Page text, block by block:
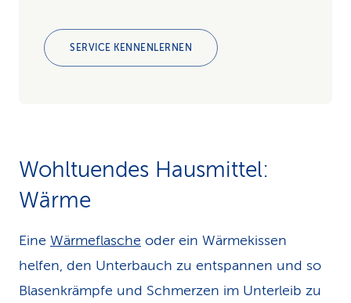
SERVICE KENNENLERNEN
Wohltuendes Hausmittel:
Wärme
Eine Wärmeflasche oder ein Wärmekissen
helfen, den Unterbauch zu entspannen und so
Blasenkrämpfe und Schmerzen im Unterleib zu